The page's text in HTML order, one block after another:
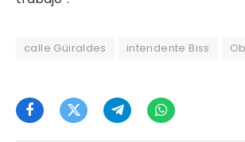
calle Güiraldes intendente Biss
FacebookTwitterTelegramWhatsApp